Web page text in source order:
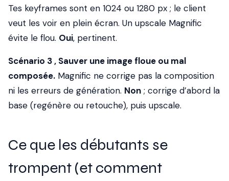
Tes keyframes sont en 1024 ou 1280 px ; le client
veut les voir en plein écran. Un upscale Magnific
évite le flou. Oui, pertinent.
Scénario 3 , Sauver une image floue ou mal
composée. Magnific ne corrige pas la composition
ni les erreurs de génération. Non ; corrige d’abord la
base (regénère ou retouche), puis upscale.
Ce que les débutants se
trompent (et comment